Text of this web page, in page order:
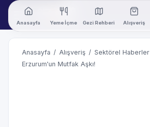
Anasayfa Yeme İçme Gezi Rehberi Alışveriş
Anasayfa / Alışveriş / Sektörel Haberler
Erzurum'un Mutfak Aşkı!